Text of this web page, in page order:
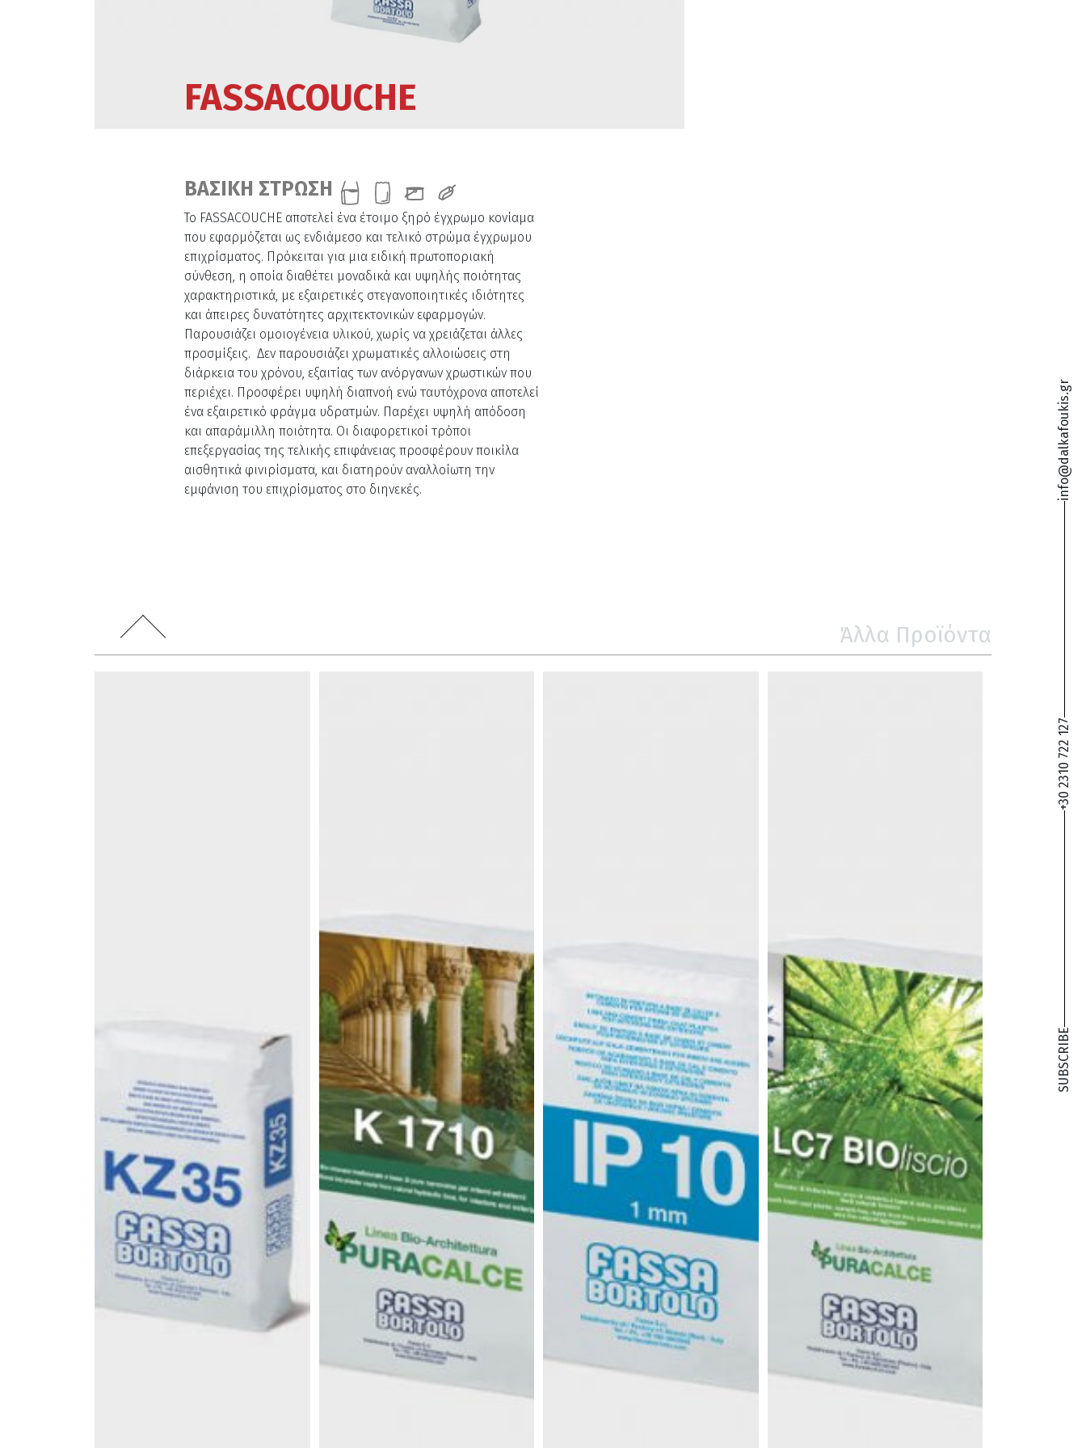
SUBSCRIBE
+30 2310 722 127
info@dalkafoukis.gr
FASSACOUCHE
ΒΑΣΙΚΗ ΣΤΡΩΣΗ
Το FASSACOUCHE αποτελεί ένα έτοιμο ξηρό έγχρωμο κονίαμα
που εφαρμόζεται ως ενδιάμεσο και τελικό στρώμα έγχρωμου
επιχρίσματος. Πρόκειται για μια ειδική πρωτοποριακή
σύνθεση, η οποία διαθέτει μοναδικά και υψηλής ποιότητας
χαρακτηριστικά, με εξαιρετικές στεγανοποιητικές ιδιότητες
και άπειρες δυνατότητες αρχιτεκτονικών εφαρμογών.
Παρουσιάζει ομοιογένεια υλικού, χωρίς να χρειάζεται άλλες
προσμίξεις. Δεν παρουσιάζει χρωματικές αλλοιώσεις στη
διάρκεια του χρόνου, εξαιτίας των ανόργανων χρωστικών που
περιέχει. Προσφέρει υψηλή διαπνοή ενώ ταυτόχρονα αποτελεί
ένα εξαιρετικό φράγμα υδρατμών. Παρέχει υψηλή απόδοση
και απαράμιλλη ποιότητα. Οι διαφορετικοί τρόποι
επεξεργασίας της τελικής επιφάνειας προσφέρουν ποικίλα
αισθητικά φινιρίσματα, και διατηρούν αναλλοίωτη την
εμφάνιση του επιχρίσματος στο διηνεκές.
Άλλα Προϊόντα